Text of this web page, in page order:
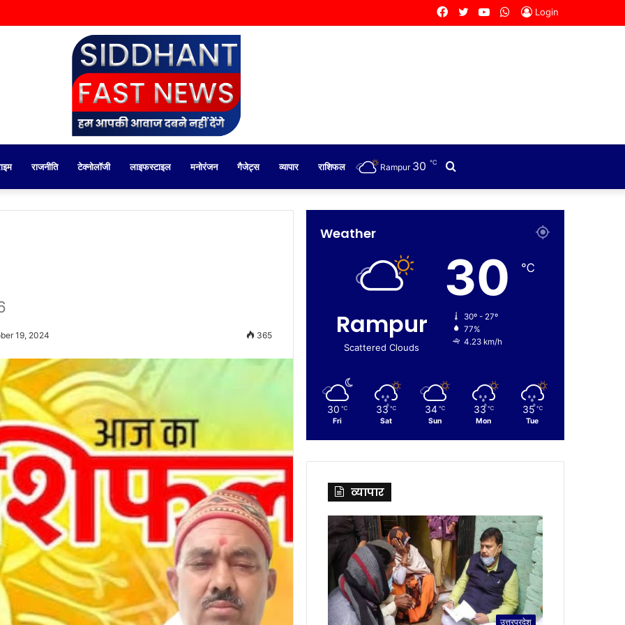
Login
WhatsApp
YouTube
Twitter
Facebook
राजनीति टेक्नोलॉजी लाइफस्टाइल मनोरंजन गैजेट्स व्यापार राशिफल
for
Rampur 30 ℃
19, 2024 365
Weather
Rampur
Scattered Clouds
30 ℃
30º - 27º
77%
4.23 km/h
30 ℃
Fri
33 ℃
Sat
34 ℃
Sun
33 ℃
Mon
35 ℃
Tue
व्यापार
उत्तरप्रदेश